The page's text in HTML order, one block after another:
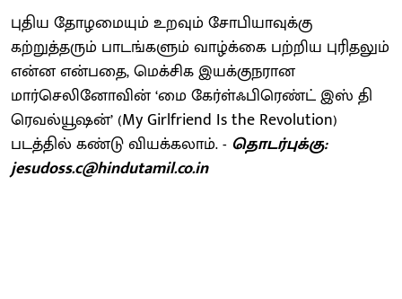
புதிய தோழமையும் உறவும் சோபியாவுக்கு
கற்றுத்தரும் பாடங்களும் வாழ்க்கை பற்றிய புரிதலும்
என்ன என்பதை, மெக்சிக இயக்குநரான
மார்செலினோவின் ‘மை கேர்ள்ஃபிரெண்ட் இஸ் தி
ரெவல்யூஷன்’ (My Girlfriend Is the Revolution)
படத்தில் கண்டு வியக்கலாம். - தொடர்புக்கு:
jesudoss.c@hindutamil.co.in